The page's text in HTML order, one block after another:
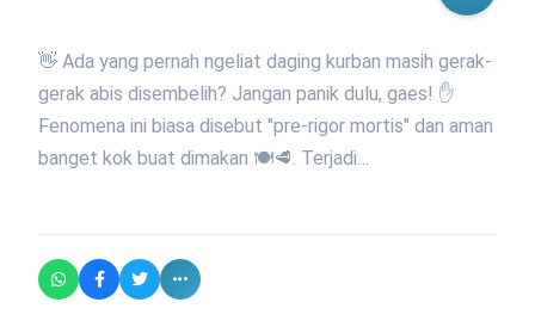
👋 Ada yang pernah ngeliat daging kurban masih gerak-
gerak abis disembelih? Jangan panik dulu, gaes! ✋
Fenomena ini biasa disebut "pre-rigor mortis" dan aman
banget kok buat dimakan 🍽️🥩. Terjadi…